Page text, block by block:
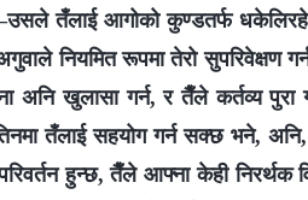
तँलाई आगोको कुण्डतर्फ
नियमित रूपमा तेरो सुपरिवेक्षण
अनि खुलासा गर्न, र तैँले कर्तव्य पुरा
तँलाई सहयोग गर्न सक्छ भने,
हुन्छ, तैँले आफ्ना केही निरर्थक